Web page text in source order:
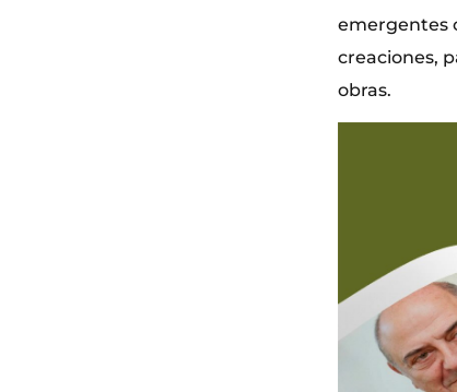
emergentes
creaciones,
obras.